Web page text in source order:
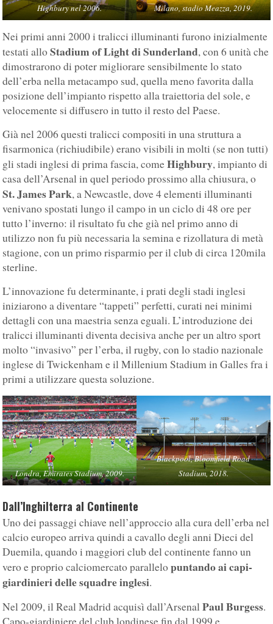
Highbury nel 2006.
Milano, stadio Meazza, 2019.
Nei primi anni 2000 i tralicci illuminanti furono inizialmente
testati alloStadium of Light di Sunderland, con 6 unità che
dimostrarono di poter migliorare sensibilmente lo stato
dell’erba nella metacampo sud, quella meno favorita dalla
posizione dell’impianto rispetto alla traiettoria del sole, e
velocemente si diffusero in tutto il resto del Paese.
Già nel 2006 questi tralicci compositi in una struttura a
fisarmonica (richiudibile) erano visibili in molti (se non tutti)
gli stadi inglesi di prima fascia, comeHighbury, impianto di
casa dell’Arsenal in quel periodo prossimo alla chiusura, o
St. James Park, a Newcastle, dove 4 elementi illuminanti
venivano spostati lungo il campo in un ciclo di 48 ore per
tutto l’inverno: il risultato fu che già nel primo anno di
utilizzo non fu più necessaria la semina e rizollatura di metà
stagione, con un primo risparmio per il club di circa 120mila
sterline.
L’innovazione fu determinante, i prati degli stadi inglesi
iniziarono a diventare “tappeti” perfetti, curati nei minimi
dettagli con una maestria senza eguali. L’introduzione dei
tralicci illuminanti diventa decisiva anche per un altro sport
molto “invasivo” per l’erba, il rugby, con lo stadio nazionale
inglese di Twickenham e il Millenium Stadium in Galles fra i
primi a utilizzare questa soluzione.
Londra, Emirates Stadium, 2009.
Blackpool, Bloomfield Road
Stadium, 2018.
Dall’Inghilterra al Continente
Uno dei passaggi chiave nell’approccio alla cura dell’erba nel
calcio europeo arriva quindi a cavallo degli anni Dieci del
Duemila, quando i maggiori club del continente fanno un
vero e proprio calciomercato parallelopuntando ai capi-
giardinieri delle squadre inglesi.
Nel 2009, il Real Madrid acquisì dall’ArsenalPaul Burgess.
Capo-giardiniere del club londinese fin dal 1999 e